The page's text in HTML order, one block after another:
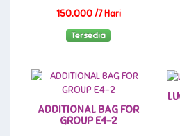
150,000 /7 Hari
Tersedia
ADDITIONAL BAG FOR
GROUP E4-2